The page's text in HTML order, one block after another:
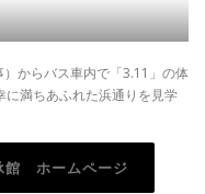
からバス車内で「3.11」の体
満ちあふれた浜通りを見学
館 ホームページ